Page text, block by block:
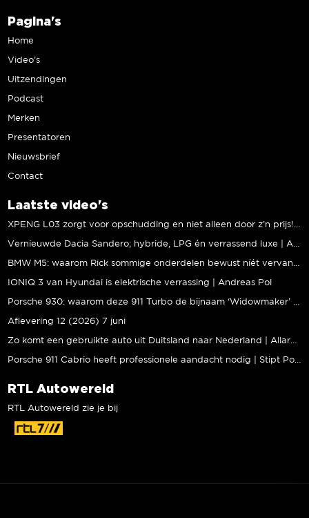
Pagina's
Home
Video’s
Uitzendingen
Podcast
Merken
Presentatoren
Nieuwsbrief
Contact
Laatste video's
IONIQ 3 van Hyundai is elektrische verrassing | Andreas Pol
Aflevering 12 (2026) 7 juni
RTL Autowereld
RTL Autowereld zie je bij